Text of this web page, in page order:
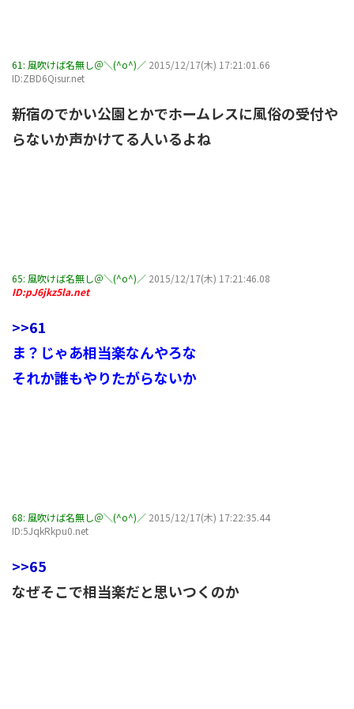
61: 風吹けば名無し＠＼(^o^)／ 2015/12/17(木) 17:21:01.66
ID:ZBD6Qisur.net
新宿のでかい公園とかでホームレスに風俗の受付や
らないか声かけてる人いるよね
65: 風吹けば名無し＠＼(^o^)／ 2015/12/17(木) 17:21:46.08
ID:pJ6jkz5la.net
>>61
ま？じゃあ相当楽なんやろな
それか誰もやりたがらないか
68: 風吹けば名無し＠＼(^o^)／ 2015/12/17(木) 17:22:35.44
ID:5JqkRkpu0.net
>>65
なぜそこで相当楽だと思いつくのか